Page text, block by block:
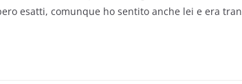
esatti, comunque ho sentito anche lei e era